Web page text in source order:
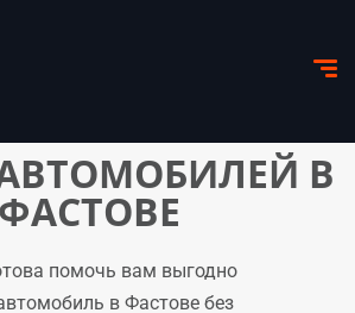
В
ФАСТОВЕ
помочь вам выгодно
в Фастове без